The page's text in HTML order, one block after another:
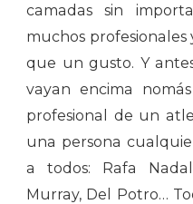
camadas sin
muchos profesionales
que un gusto. Y
vayan encima
profesional de un
una persona
a todos: Rafa
Murray, Del Potro…